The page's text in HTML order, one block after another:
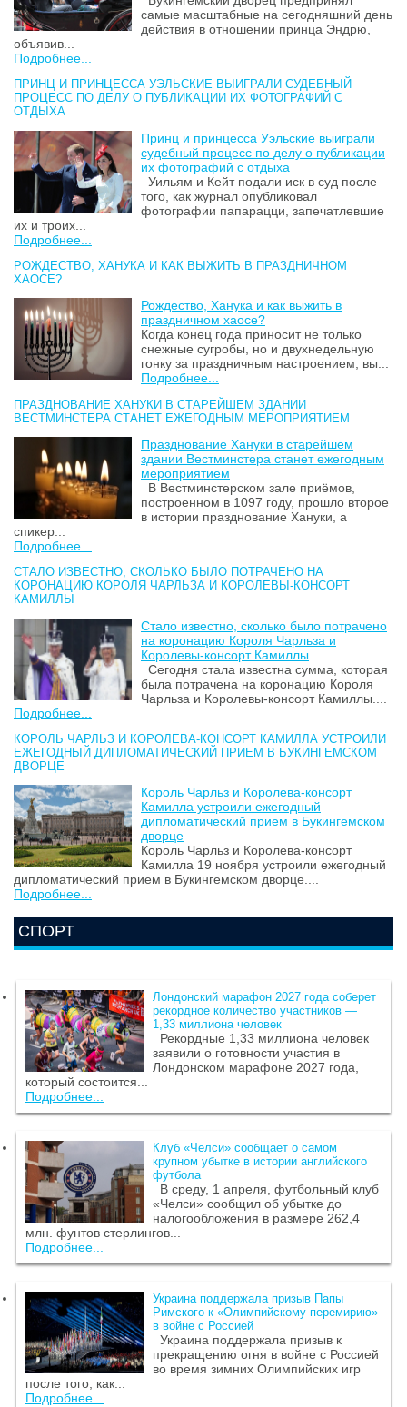
самые масштабные на сегодняшний день
действия в отношении принца Эндрю,
объявив...
Подробнее...
ПРИНЦ И ПРИНЦЕССА УЭЛЬСКИЕ ВЫИГРАЛИ СУДЕБНЫЙ
ПРОЦЕСС ПО ДЕЛУ О ПУБЛИКАЦИИ ИХ ФОТОГРАФИЙ С
ОТДЫХА
Принц и принцесса Уэльские выиграли
судебный процесс по делу о публикации
их фотографий с отдыха
Уильям и Кейт подали иск в суд после
того, как журнал опубликовал
фотографии папарацци, запечатлевшие
их и троих...
Подробнее...
РОЖДЕСТВО, ХАНУКА И КАК ВЫЖИТЬ В ПРАЗДНИЧНОМ
ХАОСЕ?
Рождество, Ханука и как выжить в
праздничном хаосе?
Когда конец года приносит не только
снежные сугробы, но и двухнедельную
гонку за праздничным настроением, вы...
Подробнее...
ПРАЗДНОВАНИЕ ХАНУКИ В СТАРЕЙШЕМ ЗДАНИИ
ВЕСТМИНСТЕРА СТАНЕТ ЕЖЕГОДНЫМ МЕРОПРИЯТИЕМ
Празднование Хануки в старейшем
здании Вестминстера станет ежегодным
мероприятием
В Вестминстерском зале приёмов,
построенном в 1097 году, прошло второе
в истории празднование Хануки, а
спикер...
Подробнее...
СТАЛО ИЗВЕСТНО, СКОЛЬКО БЫЛО ПОТРАЧЕНО НА
КОРОНАЦИЮ КОРОЛЯ ЧАРЛЬЗА И КОРОЛЕВЫ-КОНСОРТ
КАМИЛЛЫ
Стало известно, сколько было потрачено
на коронацию Короля Чарльза и
Королевы-консорт Камиллы
Сегодня стала известна сумма, которая
была потрачена на коронацию Короля
Чарльза и Королевы-консорт Камиллы....
Подробнее...
КОРОЛЬ ЧАРЛЬЗ И КОРОЛЕВА-КОНСОРТ КАМИЛЛА УСТРОИЛИ
ЕЖЕГОДНЫЙ ДИПЛОМАТИЧЕСКИЙ ПРИЕМ В БУКИНГЕМСКОМ
ДВОРЦЕ
Король Чарльз и Королева-консорт
Камилла устроили ежегодный
дипломатический прием в Букингемском
дворце
Король Чарльз и Королева-консорт
Камилла 19 ноября устроили ежегодный
дипломатический прием в Букингемском дворце....
Подробнее...
СПОРТ
Лондонский марафон 2027 года соберет
рекордное количество участников —
1,33 миллиона человек
Рекордные 1,33 миллиона человек
заявили о готовности участия в
Лондонском марафоне 2027 года,
который состоится...
Подробнее...
Клуб «Челси» сообщает о самом
крупном убытке в истории английского
футбола
В среду, 1 апреля, футбольный клуб
«Челси» сообщил об убытке до
налогообложения в размере 262,4
млн. фунтов стерлингов...
Подробнее...
Украина поддержала призыв Папы
Римского к «Олимпийскому перемирию»
в войне с Россией
Украина поддержала призыв к
прекращению огня в войне с Россией
во время зимних Олимпийских игр
после того, как...
Подробнее...